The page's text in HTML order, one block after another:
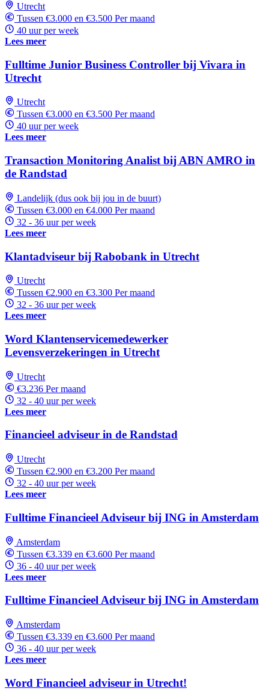
Utrecht
Tussen €3.000 en €3.500 Per maand
40 uur per week
Lees meer
Fulltime Junior Business Controller bij Vivara in
Utrecht
Utrecht
Tussen €3.000 en €3.500 Per maand
40 uur per week
Lees meer
Transaction Monitoring Analist bij ABN AMRO in
de Randstad
Landelijk (dus ook bij jou in de buurt)
Tussen €3.000 en €4.000 Per maand
32 - 36 uur per week
Lees meer
Klantadviseur bij Rabobank in Utrecht
Utrecht
Tussen €2.900 en €3.300 Per maand
32 - 36 uur per week
Lees meer
Word Klantenservicemedewerker
Levensverzekeringen in Utrecht
Utrecht
€3.236 Per maand
32 - 40 uur per week
Lees meer
Financieel adviseur in de Randstad
Utrecht
Tussen €2.900 en €3.200 Per maand
32 - 40 uur per week
Lees meer
Fulltime Financieel Adviseur bij ING in Amsterdam
Amsterdam
Tussen €3.339 en €3.600 Per maand
36 - 40 uur per week
Lees meer
Fulltime Financieel Adviseur bij ING in Amsterdam
Amsterdam
Tussen €3.339 en €3.600 Per maand
36 - 40 uur per week
Lees meer
Word Financieel adviseur in Utrecht!